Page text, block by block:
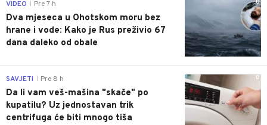
0
VIDEO Pre 7 h
Dva mjeseca u Ohotskom moru bez
hrane i vode: Kako je Rus preživio 67
dana daleko od obale
0
SAVJETI Pre 8 h
Da li vam veš-mašina "skače" po
kupatilu? Uz jednostavan trik
centrifuga će biti mnogo tiša